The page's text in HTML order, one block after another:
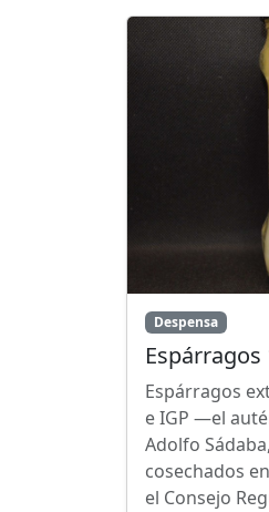
Despensa
Espárragos
Espárragos
e IGP —el
Adolfo
cosechados
el Consejo